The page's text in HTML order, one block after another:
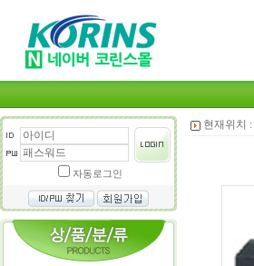
자동로그인
현재위치 :